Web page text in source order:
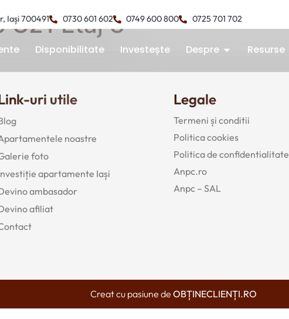
Iași 700491 0730 601 602 0749 600 800 0725 701 702
Disponibilitate Investește Despre Resurse
C21 Etaj 3
uri utile
noastre
foto
apartamente Iași
ambasador
afiliat
Legale
Termeni și conditii
Politica cookies
Politica de confidentialitate
Anpc.ro
Anpc – SAL
Creat cu pasiune de OBȚINECLIENȚI.RO